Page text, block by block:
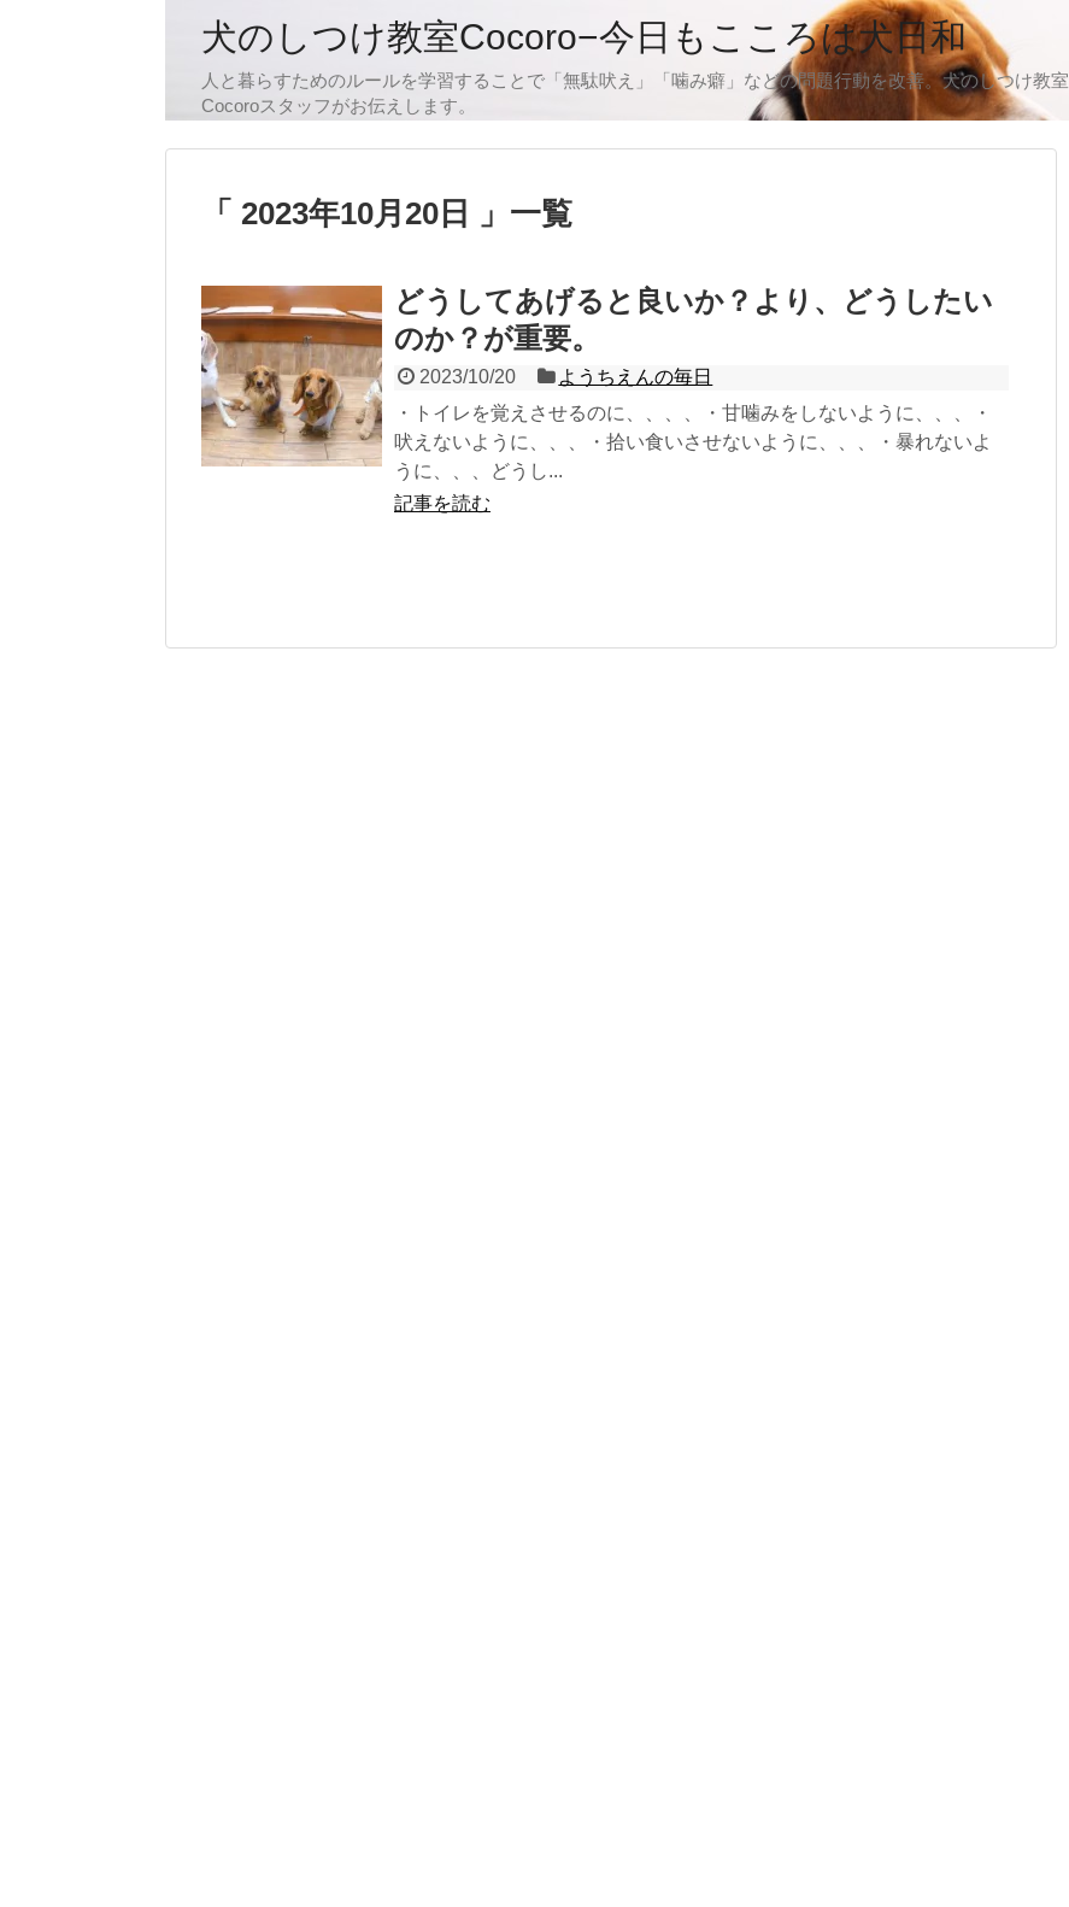
犬のしつけ教室Cocoro−今日もこころは犬日和
人と暮らすためのルールを学習することで「無駄吠え」「噛み癖」などの問題行動を改善。犬のしつけ教室
Cocoroスタッフがお伝えします。
2023年10月20日 一覧
どうしてあげると良いか？より、どうしたい
のか？が重要。
2023/10/20
ようちえんの毎日
・トイレを覚えさせるのに、、、、・甘噛みをしないように、、、・
吠えないように、、、・拾い食いさせないように、、、・暴れないよ
うに、、、どうし...
記事を読む